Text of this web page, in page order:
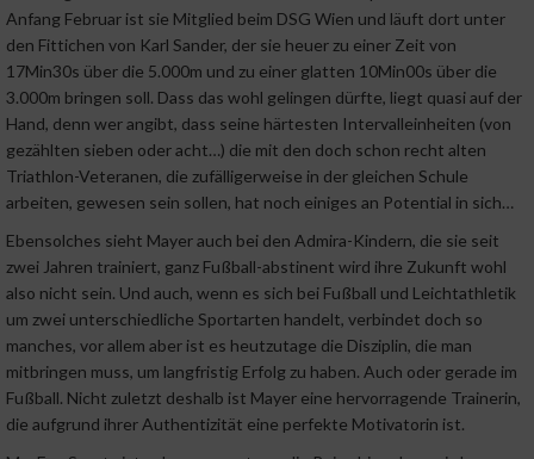
Anfang Februar ist sie Mitglied beim DSG Wien und läuft dort unter
den Fittichen von Karl Sander, der sie heuer zu einer Zeit von
17Min30s über die 5.000m und zu einer glatten 10Min00s über die
3.000m bringen soll. Dass das wohl gelingen dürfte, liegt quasi auf der
Hand, denn wer angibt, dass seine härtesten Intervalleinheiten (von
gezählten sieben oder acht…) die mit den doch schon recht alten
Triathlon-Veteranen, die zufälligerweise in der gleichen Schule
arbeiten, gewesen sein sollen, hat noch einiges an Potential in sich…
Ebensolches sieht Mayer auch bei den Admira-Kindern, die sie seit
zwei Jahren trainiert, ganz Fußball-abstinent wird ihre Zukunft wohl
also nicht sein. Und auch, wenn es sich bei Fußball und Leichtathletik
um zwei unterschiedliche Sportarten handelt, verbindet doch so
manches, vor allem aber ist es heutzutage die Disziplin, die man
mitbringen muss, um langfristig Erfolg zu haben. Auch oder gerade im
Fußball. Nicht zuletzt deshalb ist Mayer eine hervorragende Trainerin,
die aufgrund ihrer Authentizität eine perfekte Motivatorin ist.